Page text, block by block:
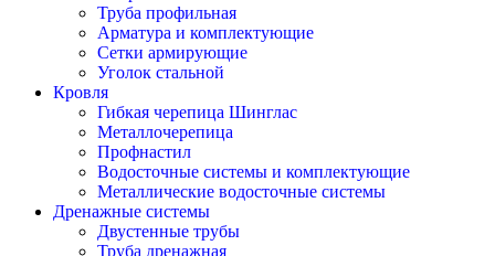
Труба профильная
Арматура и комплектующие
Сетки армирующие
Уголок стальной
Кровля
Гибкая черепица Шинглас
Металлочерепица
Профнастил
Водосточные системы и комплектующие
Металлические водосточные системы
Дренажные системы
Двустенные трубы
Труба дренажная